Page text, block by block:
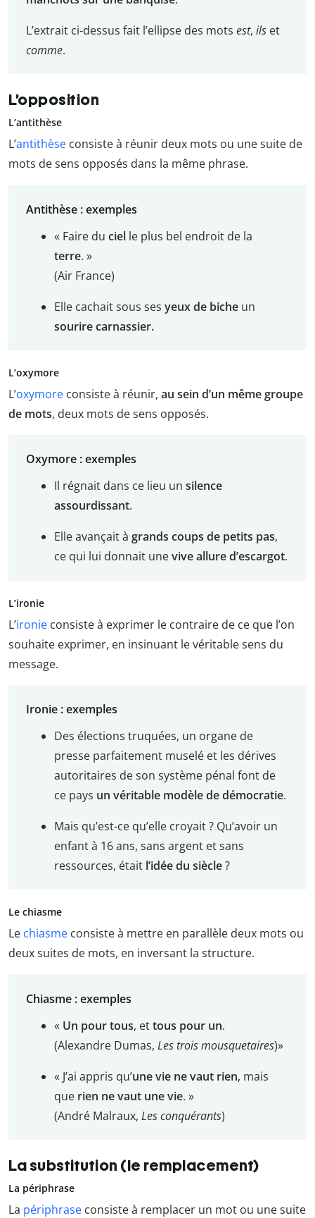
L’extrait ci-dessus fait l’ellipse des mots est, ils et
comme.
L’opposition
L’antithèse
L’antithèse consiste à réunir deux mots ou une suite de
mots de sens opposés dans la même phrase.
Antithèse : exemples
« Faire du cielle plus bel endroit de la
terre. »
(Air France)
Elle cachait sous ses yeux de bicheun
sourire carnassier.
L’oxymore
L’oxymore consiste à réunir, au sein d’un même groupe
de mots, deux mots de sens opposés.
Oxymore : exemples
Il régnait dans ce lieu un silence
assourdissant.
Elle avançait à grands coups de petits pas,
ce qui lui donnait unevive allure d’escargot.
L’ironie
L’ironie consiste à exprimer le contraire de ce que l’on
souhaite exprimer, en insinuant le véritable sens du
message.
Ironie : exemples
Des élections truquées, un organe de
presse parfaitement muselé et les dérives
autoritaires de son système pénal font de
ce pays un véritable modèle de démocratie.
Mais qu’est-ce qu’elle croyait ? Qu’avoir un
enfant à 16 ans, sans argent et sans
ressources, était l’idée du siècle?
Le chiasme
Le chiasme consiste à mettre en parallèle deux mots ou
deux suites de mots, en inversant la structure.
Chiasme : exemples
« Un pour tous, ettous pour un.
(Alexandre Dumas, Les trois mousquetaires)»
« J’ai appris qu’une vie ne vaut rien, mais
que rien ne vaut une vie. »
(André Malraux, Les conquérants)
La substitution (le remplacement)
La périphrase
La périphrase consiste à remplacer un mot ou une suite